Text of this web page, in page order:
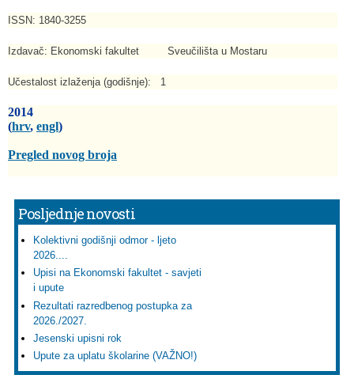
ISSN: 1840-3255
Izdavač: Ekonomski fakultet Sveučilišta u Mostaru
Učestalost izlaženja (godišnje): 1
2014
(hrv, engl)
Pregled novog broja
Posljednje novosti
Kolektivni godišnji odmor - ljeto
2026....
Upisi na Ekonomski fakultet - savjeti
i upute
Rezultati razredbenog postupka za
2026./2027.
Jesenski upisni rok
Upute za uplatu školarine (VAŽNO!)